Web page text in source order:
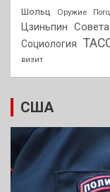
Шольц
Оружие
Цзиньпин
Социология
визит
США